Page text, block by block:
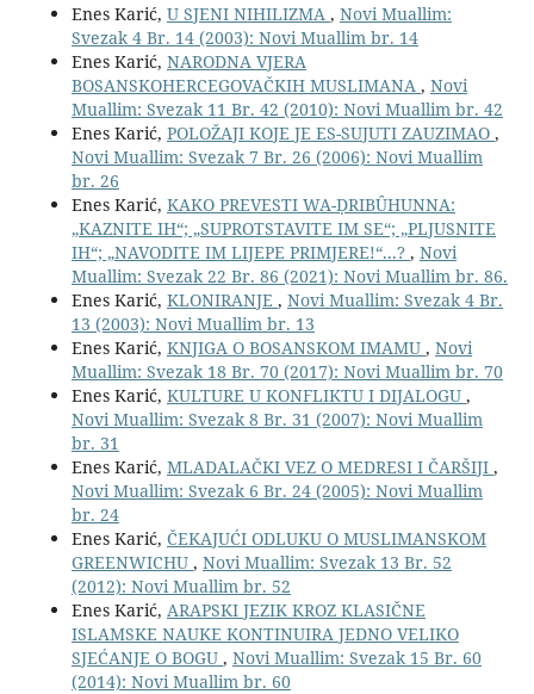
Enes Karić, U SJENI NIHILIZMA , Novi Muallim:
Svezak 4 Br. 14 (2003): Novi Muallim br. 14
Enes Karić, NARODNA VJERA
BOSANSKOHERCEGOVAČKIH MUSLIMANA , Novi
Muallim: Svezak 11 Br. 42 (2010): Novi Muallim br. 42
Enes Karić, POLOŽAJI KOJE JE ES-SUJUTI ZAUZIMAO ,
Novi Muallim: Svezak 7 Br. 26 (2006): Novi Muallim
br. 26
Enes Karić, KAKO PREVESTI WA-ḌRIBȖHUNNA:
„KAZNITE IH“; „SUPROTSTAVITE IM SE“; „PLJUSNITE
IH“; „NAVODITE IM LIJEPE PRIMJERE!“...? , Novi
Muallim: Svezak 22 Br. 86 (2021): Novi Muallim br. 86.
Enes Karić, KLONIRANJE , Novi Muallim: Svezak 4 Br.
13 (2003): Novi Muallim br. 13
Enes Karić, KNJIGA O BOSANSKOM IMAMU , Novi
Muallim: Svezak 18 Br. 70 (2017): Novi Muallim br. 70
Enes Karić, KULTURE U KONFLIKTU I DIJALOGU ,
Novi Muallim: Svezak 8 Br. 31 (2007): Novi Muallim
br. 31
Enes Karić, MLADALAČKI VEZ O MEDRESI I ČARŠIJI ,
Novi Muallim: Svezak 6 Br. 24 (2005): Novi Muallim
br. 24
Enes Karić, ČEKAJUĆI ODLUKU O MUSLIMANSKOM
GREENWICHU , Novi Muallim: Svezak 13 Br. 52
(2012): Novi Muallim br. 52
Enes Karić, ARAPSKI JEZIK KROZ KLASIČNE
ISLAMSKE NAUKE KONTINUIRA JEDNO VELIKO
SJEĆANJE O BOGU , Novi Muallim: Svezak 15 Br. 60
(2014): Novi Muallim br. 60